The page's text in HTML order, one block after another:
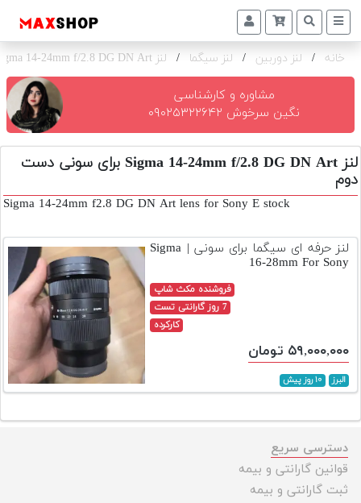
دوربین
و
تجهیزات
و
اکسسوری
بازار
خرید
و
تجهیزات
پلاس
افزودن
محصول
دست
خانه / لنز دوربین / لنز سیگما / لنز Sigma 14-24mm f/2.8 DG DN Art برای سونی
مشاوره و کارشناسی
نگین سرخوش ۰۹۰۲۵۳۲۲۶۴۲
لنز Sigma 14-24mm f/2.8 DG DN Art برای سونی دست
دوم
Sigma 14-24mm f2.8 DG DN Art lens for Sony E stock
لنز حرفه ای سیگما برای سونی | Sigma
16-28mm For Sony
فروشنده مکث شاپ
7 روز گارانتی تست
کارکرده
۵۹,۰۰۰,۰۰۰ تومان
البرز ۱۰ روز پیش
دسترسی سریع
قوانین گارانتی و بیمه
ثبت گارانتی و بیمه